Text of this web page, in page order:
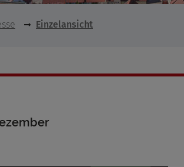
Einzelansicht